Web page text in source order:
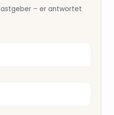
– er antwortet